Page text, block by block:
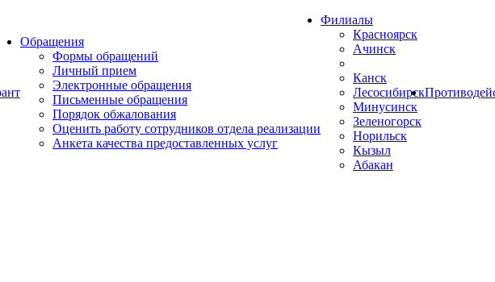
Обращения
Формы обращений
Личный прием
Электронные обращения
Письменные обращения
Порядок обжалования
Оценить работу сотрудников отдела реализации
Анкета качества предоставленных услуг
Филиалы
Красноярск
Ачинск
Канск
Лесосибирск
Минусинск
Зеленогорск
Норильск
Кызыл
Абакан